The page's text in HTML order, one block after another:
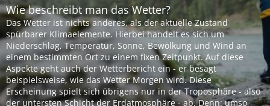
Wie beschreibt man das Wetter?
Das Wetter ist nichts anderes, als der aktuelle Zustand
spürbarer Klimaelemente. Hierbei handelt es sich um
Niederschlag, Temperatur, Sonne, Bewölkung und Wind an
einem bestimmten Ort zu einem fixen Zeitpunkt. Auf diese
Aspekte geht auch der Wetterbericht ein - er besagt
beispielsweise, wie das Wetter Morgen wird. Diese
Erscheinung spielt sich übrigens nur in der Troposphäre - also
der untersten Schicht der Erdatmosphäre - ab. Denn: umso